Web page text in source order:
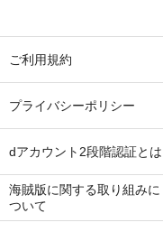
ご利用規約
プライバシーポリシー
dアカウント2段階認証とは
海賊版に関する取り組みに
ついて